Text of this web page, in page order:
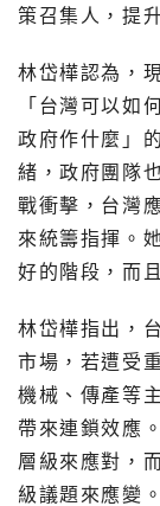
策召集人，提
林岱樺認為，
「台灣可以如
政府作什麼」
緒，政府團隊
戰衝擊，台灣
來統籌指揮。
好的階段，而
林岱樺指出，
市場，若遭受
機械、傳產等
帶來連鎖效應
層級來應對，
級議題來應變。